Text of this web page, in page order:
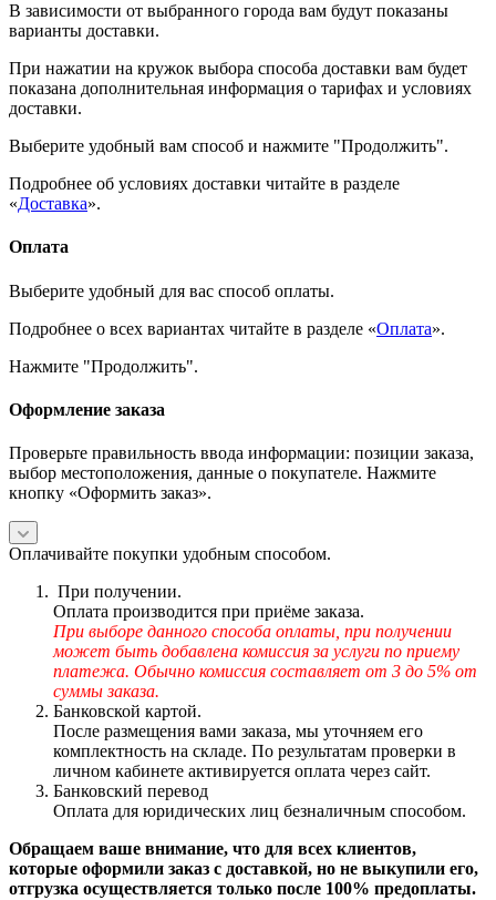
В зависимости от выбранного города вам будут показаны
варианты доставки.
При нажатии на кружок выбора способа доставки вам будет
показана дополнительная информация о тарифах и условиях
доставки.
Выберите удобный вам способ и нажмите "Продолжить".
Подробнее об условиях доставки читайте в разделе
«Доставка».
Оплата
Выберите удобный для вас способ оплаты.
Подробнее о всех вариантах читайте в разделе «Оплата».
Нажмите "Продолжить".
Оформление заказа
Проверьте правильность ввода информации: позиции заказа,
выбор местоположения, данные о покупателе. Нажмите
кнопку «Оформить заказ».
Оплачивайте покупки удобным способом.
При получении.
Оплата производится при приёме заказа.
При выборе данного способа оплаты, при получении
может быть добавлена комиссия за услуги по приему
платежа. Обычно комиссия составляет от 3 до 5% от
суммы заказа.
Банковской картой.
После размещения вами заказа, мы уточняем его
комплектность на складе. По результатам проверки в
личном кабинете активируется оплата через сайт.
Банковский перевод
Оплата для юридических лиц безналичным способом.
Обращаем ваше внимание, что для всех клиентов,
которые оформили заказ с доставкой, но не выкупили его,
отгрузка осуществляется только после 100% предоплаты.